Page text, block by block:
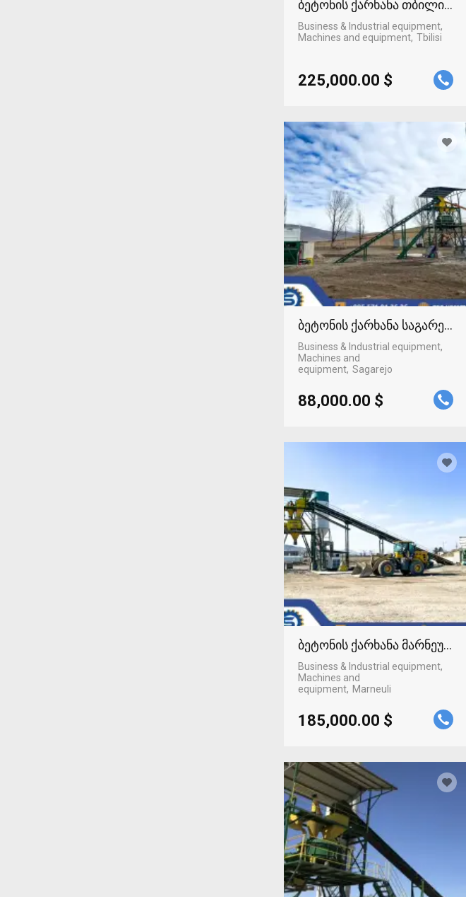
ბეტონის ქარხანა თბილისში
Business & Industrial equipment,
Machines and equipment Tbilisi
225,000.00 $
ბეტონის ქარხანა საგარეჯოში
Business & Industrial equipment,
Machines and
equipment Sagarejo
88,000.00 $
ბეტონის ქარხანა მარნეულში
Business & Industrial equipment,
Machines and
equipment
Marneuli
185,000.00 $